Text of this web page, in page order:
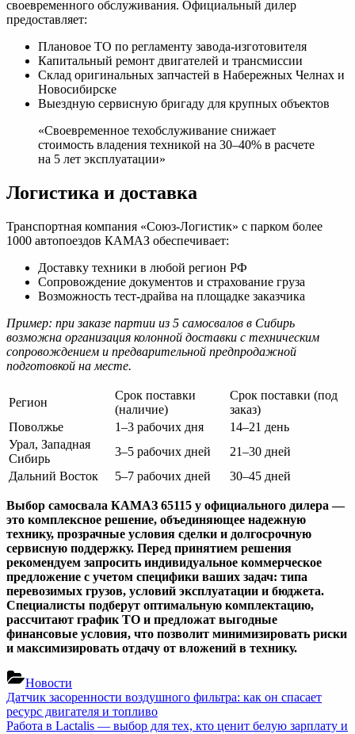
своевременного обслуживания. Официальный дилер
предоставляет:
Плановое ТО по регламенту завода-изготовителя
Капитальный ремонт двигателей и трансмиссии
Склад оригинальных запчастей в Набережных Челнах и
Новосибирске
Выездную сервисную бригаду для крупных объектов
«Своевременное техобслуживание снижает
стоимость владения техникой на 30–40% в расчете
на 5 лет эксплуатации»
Логистика и доставка
Транспортная компания «Союз-Логистик» с парком более
1000 автопоездов КАМАЗ обеспечивает:
Доставку техники в любой регион РФ
Сопровождение документов и страхование груза
Возможность тест-драйва на площадке заказчика
Пример: при заказе партии из 5 самосвалов в Сибирь
возможна организация колонной доставки с техническим
сопровождением и предварительной предпродажной
подготовкой на месте.
Регион
Срок поставки
(наличие)
Срок поставки (под
заказ)
Поволжье
1–3 рабочих дня
14–21 день
Урал, Западная
Сибирь
3–5 рабочих дней
21–30 дней
Дальний Восток
5–7 рабочих дней 30–45 дней
Выбор самосвала КАМАЗ 65115 у официального дилера —
это комплексное решение, объединяющее надежную
технику, прозрачные условия сделки и долгосрочную
сервисную поддержку. Перед принятием решения
рекомендуем запросить индивидуальное коммерческое
предложение с учетом специфики ваших задач: типа
перевозимых грузов, условий эксплуатации и бюджета.
Специалисты подберут оптимальную комплектацию,
рассчитают график ТО и предложат выгодные
финансовые условия, что позволит минимизировать риски
и максимизировать отдачу от вложений в технику.
Новости
Навигация
по
Previous
Post:
Датчик засоренности воздушного фильтра: как он спасает
ресурс двигателя и топливо
Next
Работа в Lactalis — выбор для тех, кто ценит белую зарплату и